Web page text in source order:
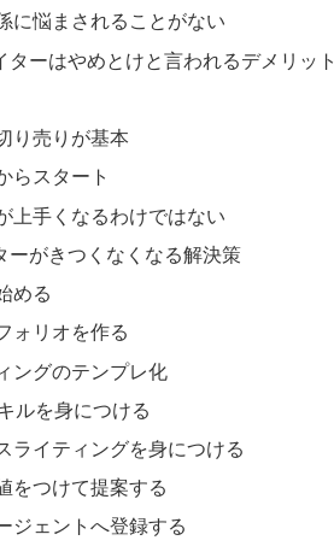
に悩まされることがない
ーはやめとけと言われるデメリット
り売りが基本
らスタート
上手くなるわけではない
ーがきつくなくなる解決策
める
ォリオを作る
ングのテンプレ化
ルを身につける
ライティングを身につける
をつけて提案する
ジェントへ登録する